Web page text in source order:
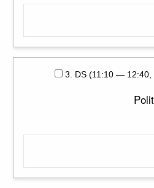
3. DS (11:10 — 12:40,